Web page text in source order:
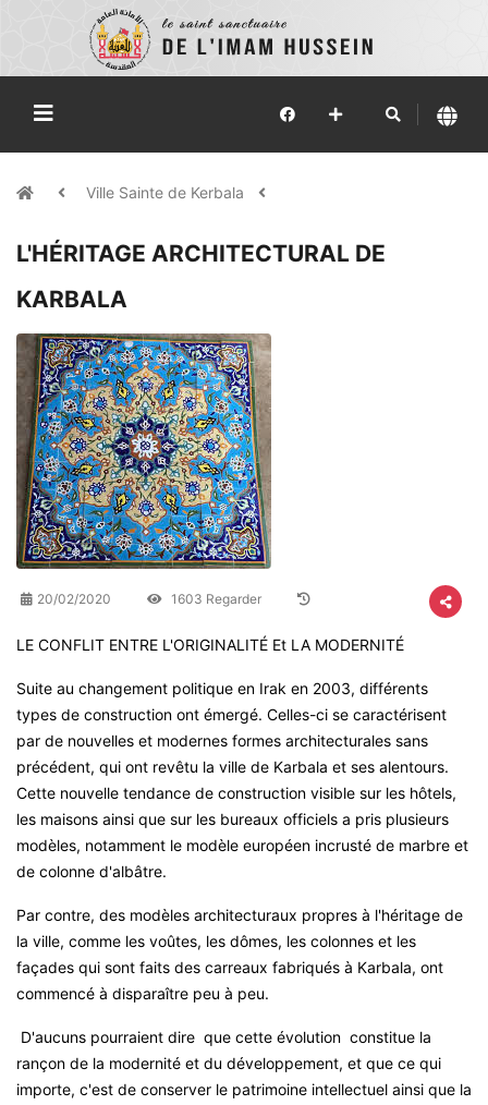
Ville Sainte de Kerbala
L'HÉRITAGE ARCHITECTURAL DE
KARBALA
20/02/2020 1603 Regarder
LE CONFLIT ENTRE L'ORIGINALITÉ Et LA MODERNITÉ
Suite au changement politique en Irak en 2003, différents
types de construction ont émergé. Celles-ci se caractérisent
par de nouvelles et modernes formes architecturales sans
précédent, qui ont revêtu la ville de Karbala et ses alentours.
Cette nouvelle tendance de construction visible sur les hôtels,
les maisons ainsi que sur les bureaux officiels a pris plusieurs
modèles, notamment le modèle européen incrusté de marbre et
de colonne d'albâtre.
Par contre, des modèles architecturaux propres à l'héritage de
la ville, comme les voûtes, les dômes, les colonnes et les
façades qui sont faits des carreaux fabriqués à Karbala, ont
commencé à disparaître peu à peu.
D'aucuns pourraient dire que cette évolution constitue la
rançon de la modernité et du développement, et que ce qui
importe, c'est de conserver le patrimoine intellectuel ainsi que la